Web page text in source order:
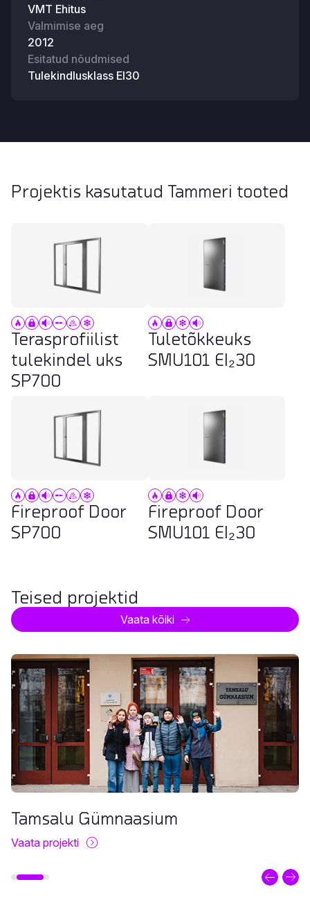
VMT Ehitus
Valmimise aeg
2012
Esitatud nõudmised
Tulekindlusklass EI30
Projektis kasutatud Tammeri tooted
Terasprofiilist
tulekindel uks
SP700
Tuletõkkeuks
SMU101 EI₂30
Fireproof Door
SP700
Fireproof Door
SMU101 EI₂30
Teised projektid
Vaata kõiki
Valgamaa Kutseõppekeskus
Vaata projekti